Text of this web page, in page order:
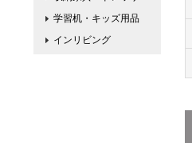
学習机・キッズ用品
インリビング